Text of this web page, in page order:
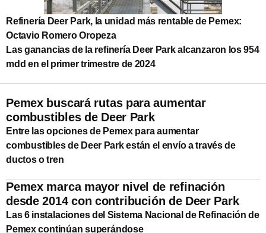
Refinería Deer Park, la unidad más rentable de Pemex:
Octavio Romero Oropeza
Las ganancias de la refinería Deer Park alcanzaron los 954
mdd en el primer trimestre de 2024
Pemex buscará rutas para aumentar
combustibles de Deer Park
Entre las opciones de Pemex para aumentar
combustibles de Deer Park están el envío a través de
ductos o tren
Pemex marca mayor nivel de refinación
desde 2014 con contribución de Deer Park
Las 6 instalaciones del Sistema Nacional de Refinación de
Pemex continúan superándose